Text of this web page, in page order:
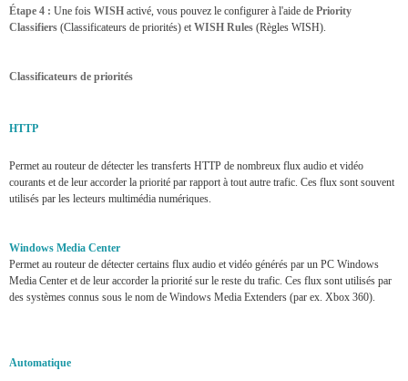
Étape 4 : Une fois WISH activé, vous pouvez le configurer à l'aide de Priority
Classifiers (Classificateurs de priorités) et WISH Rules (Règles WISH).
Classificateurs de priorités
HTTP
Permet au routeur de détecter les transferts HTTP de nombreux flux audio et vidéo
courants et de leur accorder la priorité par rapport à tout autre trafic. Ces flux sont souvent
utilisés par les lecteurs multimédia numériques.
Windows Media Center
Permet au routeur de détecter certains flux audio et vidéo générés par un PC Windows
Media Center et de leur accorder la priorité sur le reste du trafic. Ces flux sont utilisés par
des systèmes connus sous le nom de Windows Media Extenders (par ex. Xbox 360).
Automatique